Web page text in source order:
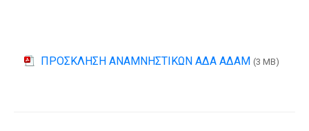
ΠΡΟΣΚΛΗΣΗ ΑΝΑΜΝΗΣΤΙΚΩΝ ΑΔΑ ΑΔΑΜ (3 MB)